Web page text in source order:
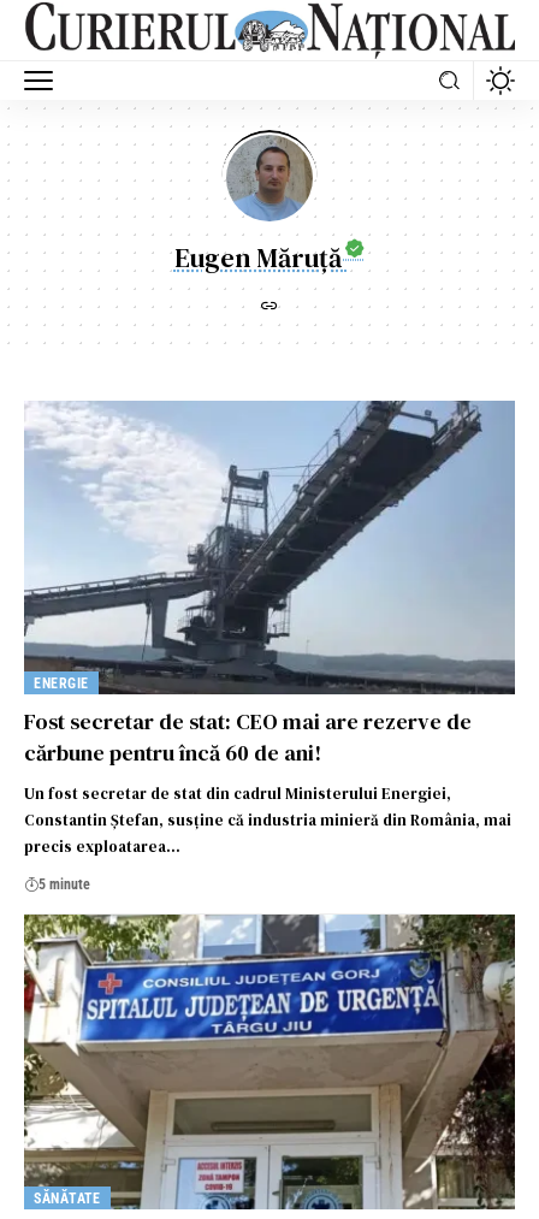
Eugen Măruță
ENERGIE
Fost secretar de stat: CEO mai are rezerve de
cărbune pentru încă 60 de ani!
Un fost secretar de stat din cadrul Ministerului Energiei,
Constantin Ștefan, susține că industria minieră din România, mai
precis exploatarea…
5 minute
SĂNĂTATE